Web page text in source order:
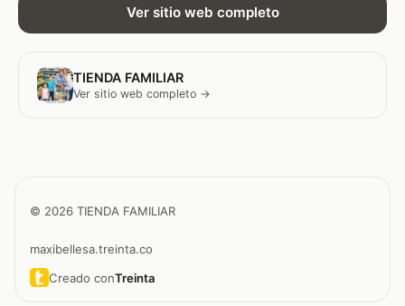
Ver sitio web completo
TIENDA FAMILIAR
Ver sitio web completo →
© 2026 TIENDA FAMILIAR
maxibellesa.treinta.co
Creado conTreinta